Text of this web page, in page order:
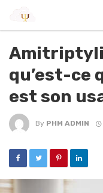
qu’est-ce
est son
By PHM ADMIN